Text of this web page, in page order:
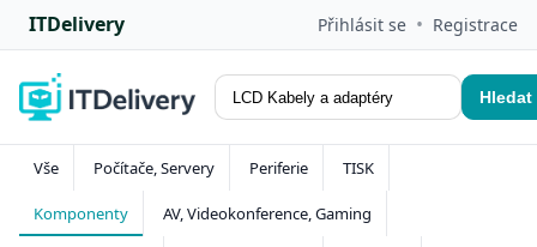
ITDelivery Přihlásit se • Registrace
Hledat
Vše Počítače, Servery Periferie TISK
Komponenty AV, Videokonference, Gaming